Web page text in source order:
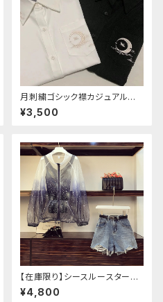
月刺繍ゴシック襟カジュアルブラ
ウス(長袖)
¥3,500
【在庫限り】シースルースターリ
ージャケットデニムパンツセット
アップ
¥4,800